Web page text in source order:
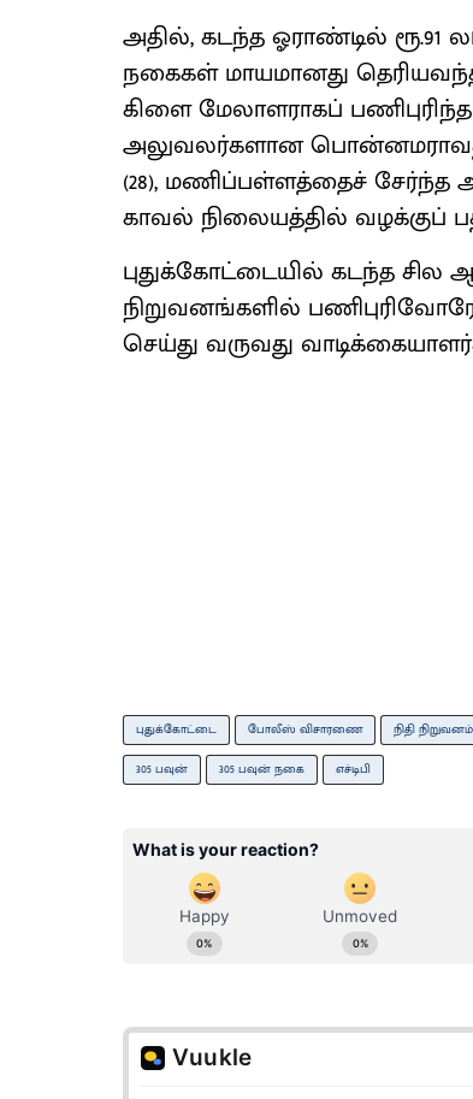
அதில், கடந்த ஓராண்டில் ரூ.91
நகைகள் மாயமானது
கிளை மேலாளராகப்
அலுவலர்களான பொன்னமராவதி
(28), மணிப்பள்ளத்தைச்
காவல் நிலையத்தில் வழக்குப்
புதுக்கோட்டையில் கடந்த சில
நிறுவனங்களில்
செய்து வருவது
புதுக்கோட்டை போலீஸ் விசாரணை நிதி நிறுவனம்
305 பவுன் 305 பவுன் நகை எச்டிபி